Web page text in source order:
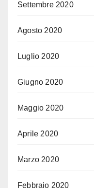
Settembre 2020
Agosto 2020
Luglio 2020
Giugno 2020
Maggio 2020
Aprile 2020
Marzo 2020
Febbraio 2020